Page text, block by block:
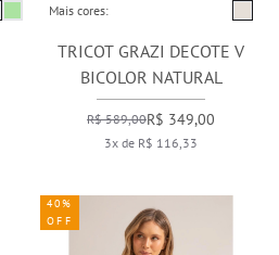
Mais cores:
TRICOT GRAZI DECOTE V
BICOLOR NATURAL
R$ 589,00R$ 349,00
3x de R$ 116,33
40%
OFF